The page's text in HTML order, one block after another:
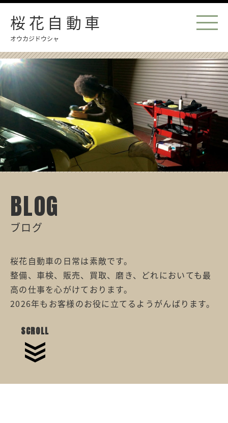
桜花自動車
オウカジドウシャ
BLOG
ブログ
桜花自動車の日常は素敵です。
整備、車検、販売、買取、磨き、どれにおいても最
高の仕事を心がけております。
2026年もお客様のお役に立てるようがんばります。
SCROLL